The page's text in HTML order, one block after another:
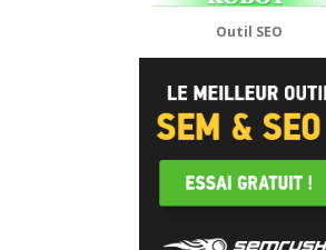
Outil SEO